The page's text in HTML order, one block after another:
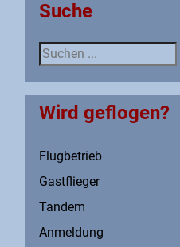
Suche
Suche
Wird geflogen?
Flugbetrieb
Gastflieger
Tandem
Anmeldung